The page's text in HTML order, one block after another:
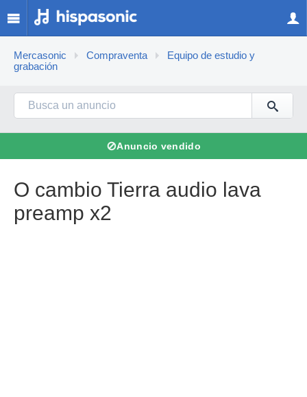
Mercasonic Compraventa
Equipo de estudio y
grabación
⊘Anuncio vendido
O cambio Tierra audio lava
preamp x2